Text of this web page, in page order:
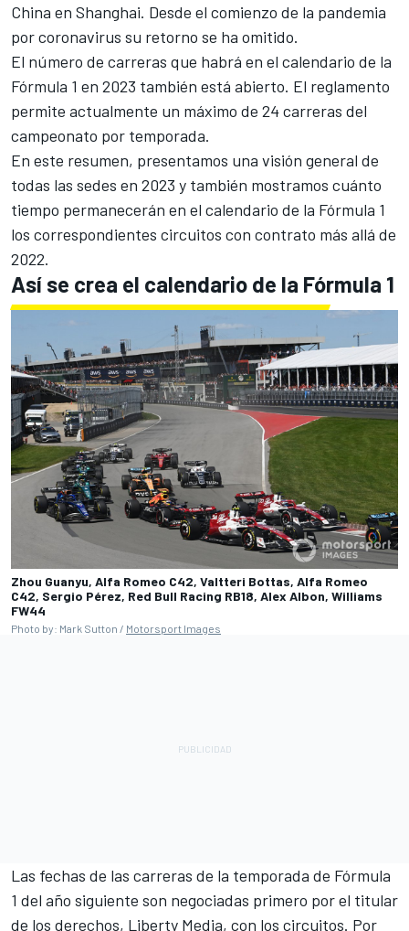
China en Shanghai. Desde el comienzo de la pandemia
por coronavirus su retorno se ha omitido.
El número de carreras que habrá en el calendario de la
Fórmula 1 en 2023 también está abierto. El reglamento
permite actualmente un máximo de 24 carreras del
campeonato por temporada.
En este resumen, presentamos una visión general de
todas las sedes en 2023 y también mostramos cuánto
tiempo permanecerán en el calendario de la Fórmula 1
los correspondientes circuitos con contrato más allá de
2022.
Así se crea el calendario de la Fórmula 1
Zhou Guanyu, Alfa Romeo C42, Valtteri Bottas, Alfa Romeo
C42, Sergio Pérez, Red Bull Racing RB18, Alex Albon, Williams
FW44
Photo by: Mark Sutton / Motorsport Images
Las fechas de las carreras de la temporada de Fórmula
1 del año siguiente son negociadas primero por el titular
de los derechos, Liberty Media, con los circuitos. Por